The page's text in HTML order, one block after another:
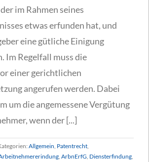
im Rahmen seines
etwas erfunden hat, und
eine gütliche Einigung
Im Regelfall muss die
einer gerichtlichen
angerufen werden. Dabei
um die angemessene Vergütung
wenn der [...]
Allgemein Patentrecht
ArbnErfG Diensterfindung